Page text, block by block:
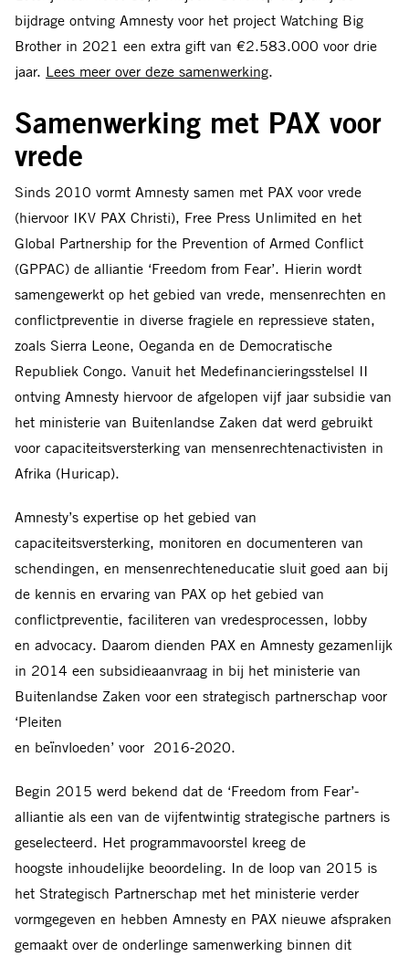
bijdrage ontving Amnesty voor het project Watching Big
Brother in 2021 een extra gift van €2.583.000 voor drie
jaar. Lees meer over deze samenwerking.
Samenwerking met PAX voor
vrede
Sinds 2010 vormt Amnesty samen met PAX voor vrede
(hiervoor IKV PAX Christi), Free Press Unlimited en het
Global Partnership for the Prevention of Armed Conflict
(GPPAC) de alliantie ‘Freedom from Fear’. Hierin wordt
samengewerkt op het gebied van vrede, mensenrechten en
conflictpreventie in diverse fragiele en repressieve staten,
zoals Sierra Leone, Oeganda en de Democratische
Republiek Congo. Vanuit het Medefinancieringsstelsel II
ontving Amnesty hiervoor de afgelopen vijf jaar subsidie van
het ministerie van Buitenlandse Zaken dat werd gebruikt
voor capaciteitsversterking van mensenrechtenactivisten in
Afrika (Huricap).
Amnesty’s expertise op het gebied van
capaciteitsversterking, monitoren en documenteren van
schendingen, en mensenrechteneducatie sluit goed aan bij
de kennis en ervaring van PAX op het gebied van
conflictpreventie, faciliteren van vredesprocessen, lobby
en advocacy. Daarom dienden PAX en Amnesty gezamenlijk
in 2014 een subsidieaanvraag in bij het ministerie van
Buitenlandse Zaken voor een strategisch partnerschap voor
‘Pleiten
en beïnvloeden’ voor 2016-2020.
Begin 2015 werd bekend dat de ‘Freedom from Fear’-
alliantie als een van de vijfentwintig strategische partners is
geselecteerd. Het programmavoorstel kreeg de
hoogste inhoudelijke beoordeling. In de loop van 2015 is
het Strategisch Partnerschap met het ministerie verder
vormgegeven en hebben Amnesty en PAX nieuwe afspraken
gemaakt over de onderlinge samenwerking binnen dit